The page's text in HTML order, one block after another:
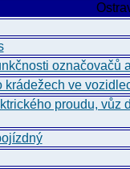
označovačů
krádežech ve
proudu, vůz